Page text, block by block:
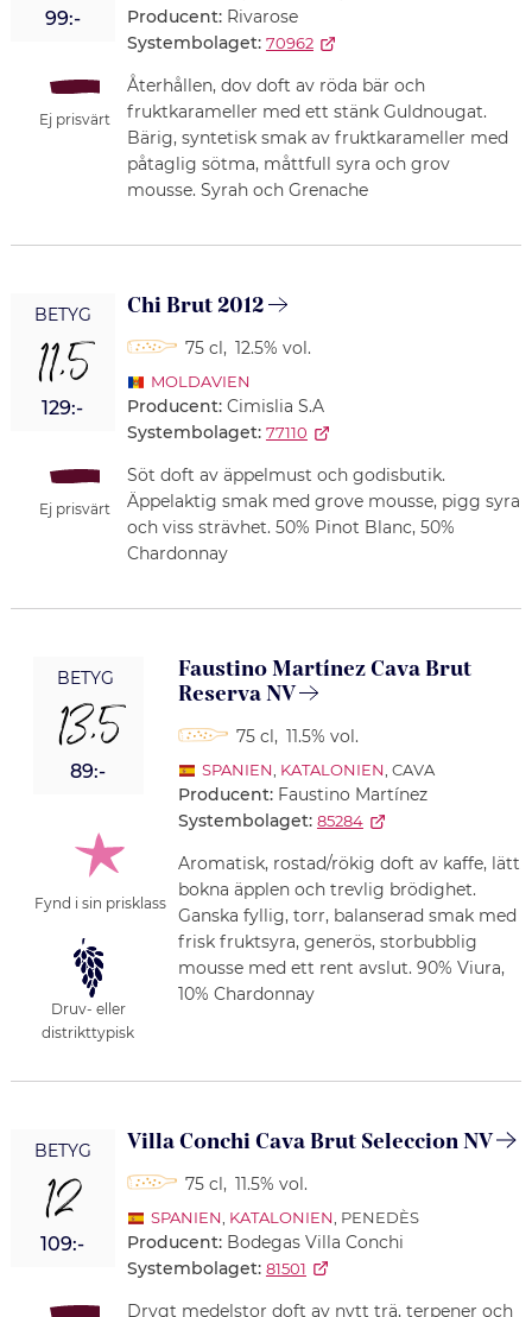
99:-
Ej prisvärt
Producent: Rivarose
Systembolaget: 70962
Återhållen, dov doft av röda bär och
fruktkarameller med ett stänk Guldnougat.
Bärig, syntetisk smak av fruktkarameller med
påtaglig sötma, måttfull syra och grov
mousse. Syrah och Grenache
BETYG
11,5
129:-
Ej prisvärt
Chi Brut 2012
75 cl , 12.5% vol.
MOLDAVIEN
Producent: Cimislia S.A
Systembolaget: 77110
Söt doft av äppelmust och godisbutik.
Äppelaktig smak med grove mousse, pigg syra
och viss strävhet. 50% Pinot Blanc, 50%
Chardonnay
BETYG
13,5
89:-
Fynd i sin prisklass
Druv- eller
distrikttypisk
Faustino Martínez Cava Brut
Reserva NV
75 cl , 11.5% vol.
SPANIEN, KATALONIEN, CAVA
Producent: Faustino Martínez
Systembolaget: 85284
Aromatisk, rostad/rökig doft av kaffe, lätt
bokna äpplen och trevlig brödighet.
Ganska fyllig, torr, balanserad smak med
frisk fruktsyra, generös, storbubblig
mousse med ett rent avslut. 90% Viura,
10% Chardonnay
BETYG
12
109:-
Villa Conchi Cava Brut Seleccion NV
75 cl, 11.5% vol.
SPANIEN KATALONIEN , PENEDÈS
Producent: Bodegas Villa Conchi
Systembolaget: 81501
Drygt medelstor doft av nytt trä, terpener och